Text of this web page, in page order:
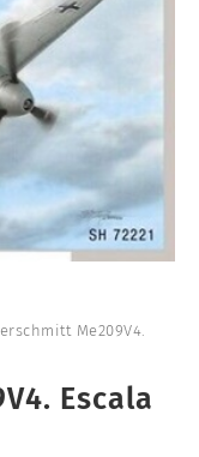
Me209V4.
Escala